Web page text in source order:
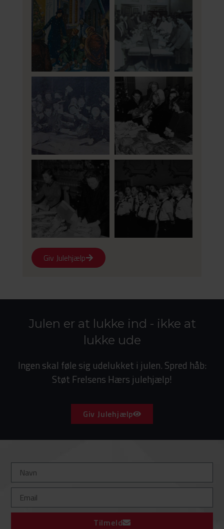
Giv Julehjælp
Julen er at lukke ind - ikke at
lukke ude
Ingen skal føle sig udelukket i julen. Spred håb:
Støt Frelsens Hærs julehjælp!
Giv Julehjælp
Tilmeld